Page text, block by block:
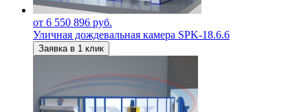
от 6 550 896 руб.
Уличная дождевальная камера SPK-18.6.6
Заявка в 1 клик